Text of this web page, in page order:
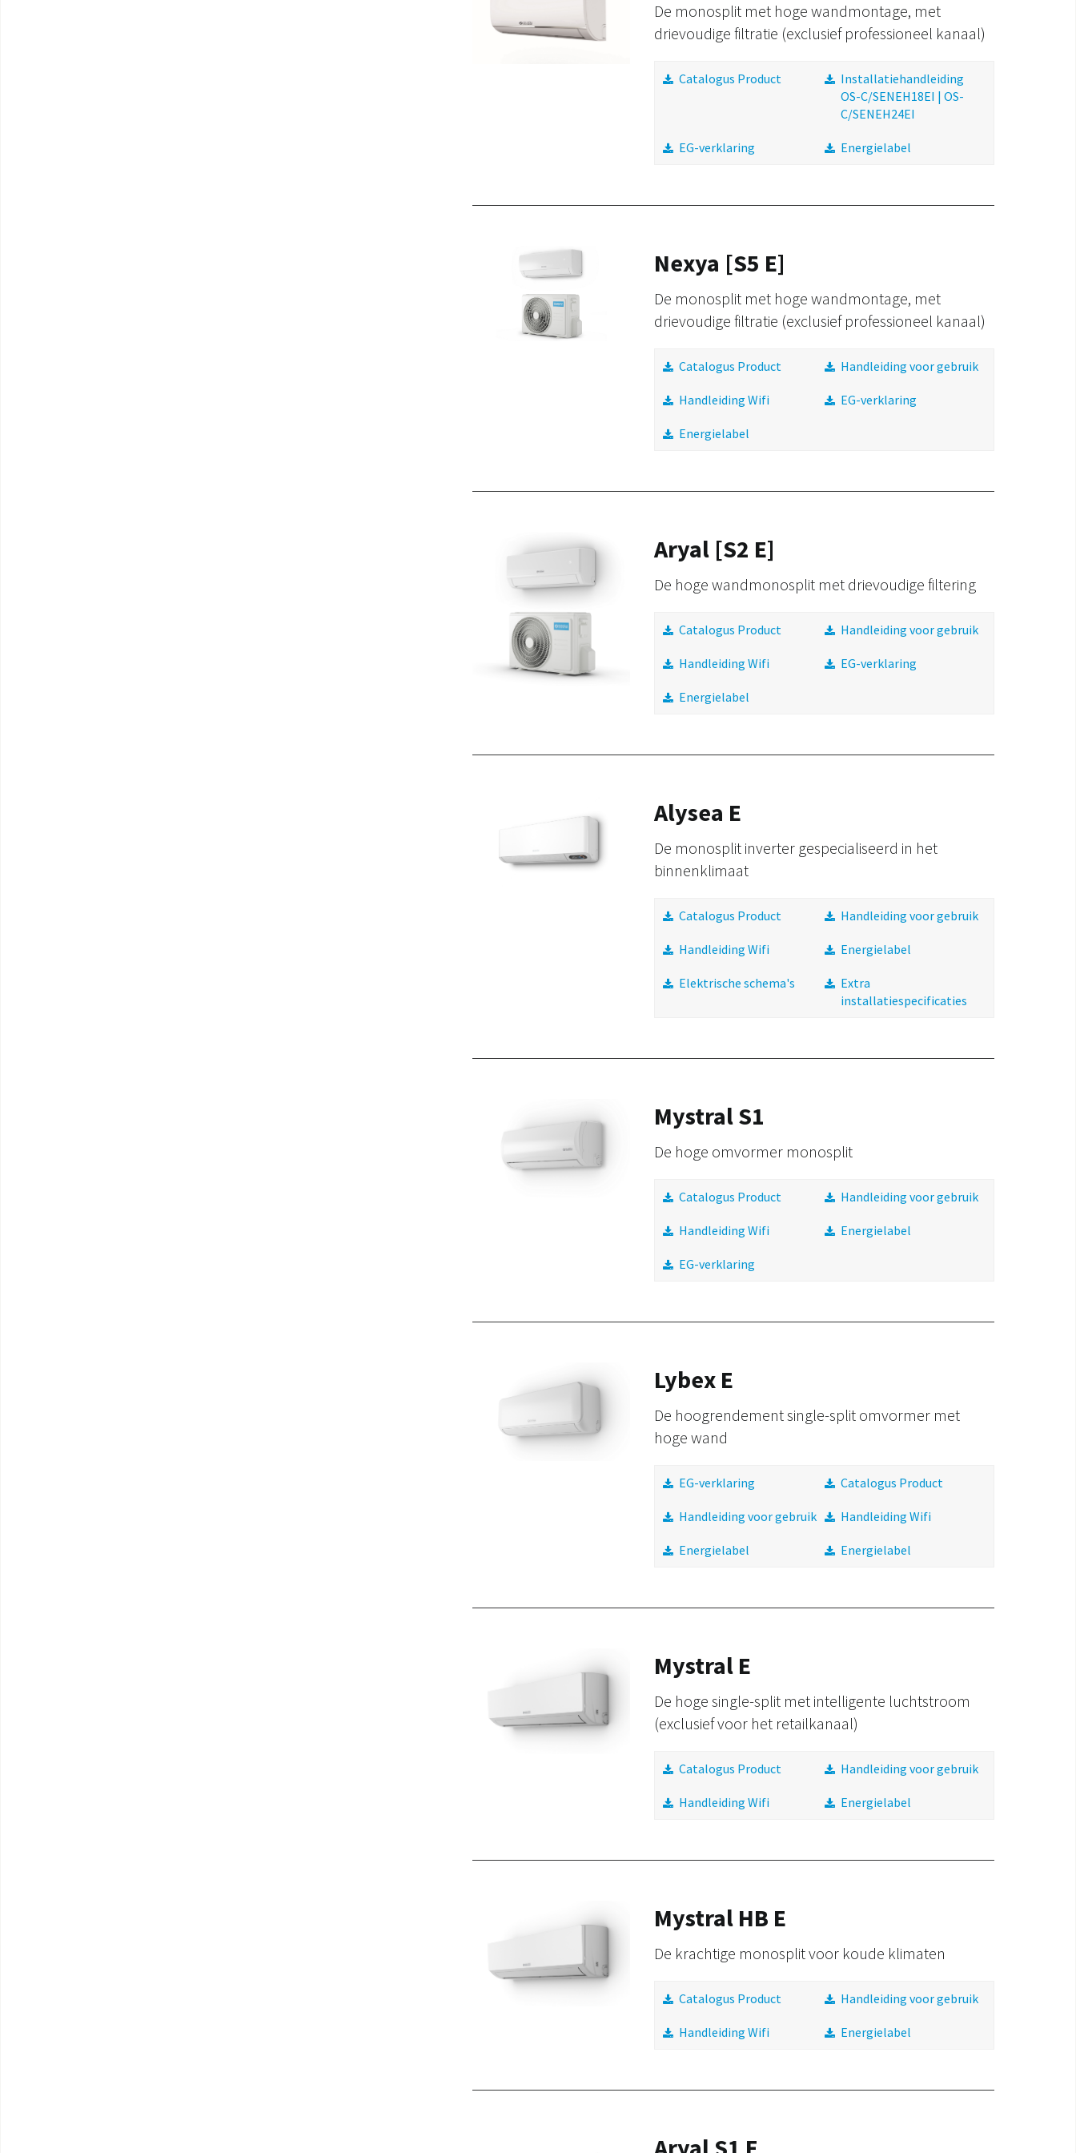
De monosplit met hoge wandmontage, met
drievoudige filtratie (exclusief professioneel kanaal)
Catalogus Product
Installatiehandleiding
OS-C/SENEH18EI | OS-
C/SENEH24EI
EG-verklaring Energielabel
Nexya [S5 E]
De monosplit met hoge wandmontage, met
drievoudige filtratie (exclusief professioneel kanaal)
Catalogus Product Handleiding voor gebruik
Handleiding Wifi EG-verklaring
Energielabel
Aryal [S2 E]
De hoge wandmonosplit met drievoudige filtering
Catalogus Product Handleiding voor gebruik
Handleiding Wifi EG-verklaring
Energielabel
Alysea E
De monosplit inverter gespecialiseerd in het
binnenklimaat
Catalogus Product Handleiding voor gebruik
Handleiding Wifi Energielabel
Elektrische schema's
Extra
installatiespecificaties
Mystral S1
De hoge omvormer monosplit
Catalogus Product Handleiding voor gebruik
Handleiding Wifi Energielabel
EG-verklaring
Lybex E
De hoogrendement single-split omvormer met
hoge wand
EG-verklaring Catalogus Product
Handleiding voor gebruik Handleiding Wifi
Energielabel Energielabel
Mystral E
De hoge single-split met intelligente luchtstroom
(exclusief voor het retailkanaal)
Catalogus Product Handleiding voor gebruik
Handleiding Wifi Energielabel
Mystral HB E
De krachtige monosplit voor koude klimaten
Catalogus Product Handleiding voor gebruik
Handleiding Wifi Energielabel